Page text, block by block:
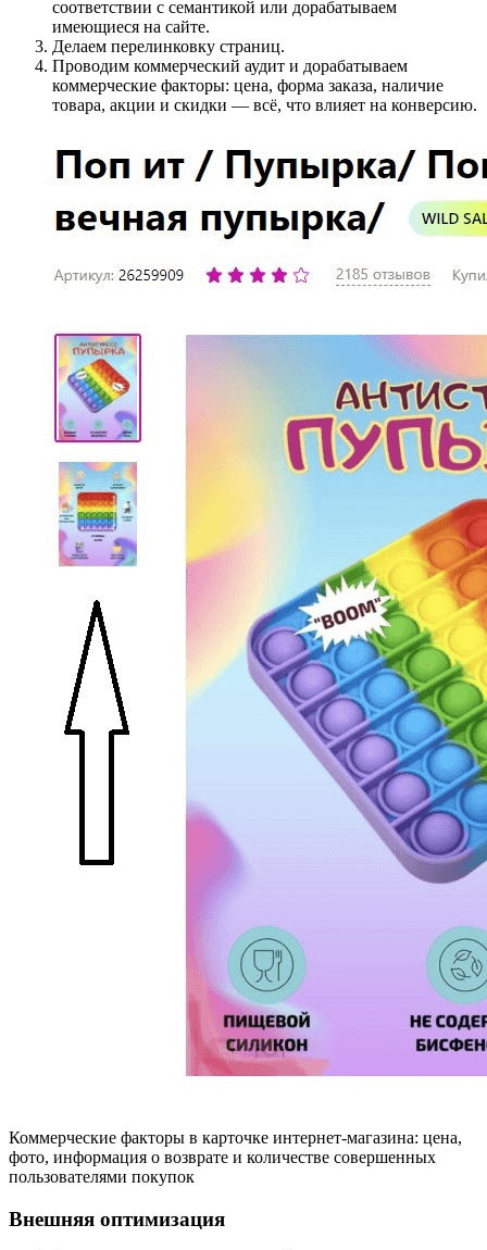
соответствии с семантикой или дорабатываем
имеющиеся на сайте.
Делаем перелинковку страниц.
Проводим коммерческий аудит и дорабатываем
коммерческие факторы: цена, форма заказа, наличие
товара, акции и скидки — всё, что влияет на конверсию.
Коммерческие факторы в карточке интернет-магазина: цена,
фото, информация о возврате и количестве совершенных
пользователями покупок
Внешняя оптимизация